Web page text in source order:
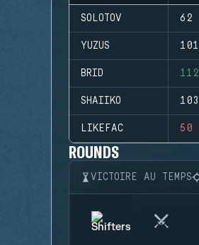
SOLOTOV 62
YUZUS 101
BRID 112
SHAIIKO 103
LIKEFAC 50
ROUNDS
VICTOIRE AU TEMPS